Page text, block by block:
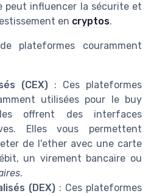
peut influencer la sécurite et
en cryptos.
plateformes couramment
(CEX) : Ces plateformes
utilisées pour le buy
offrent des interfaces
Elles vous permettent
de l'ether avec une carte
un virement bancaire ou
.
(DEX) : Ces plateformes